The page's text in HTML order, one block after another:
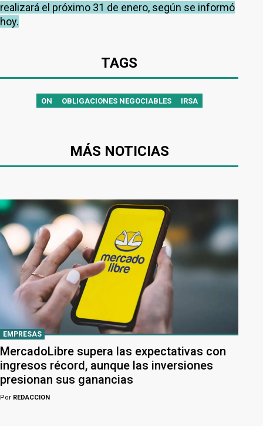
realizará el próximo 31 de enero, según se informó
hoy.
TAGS
ON OBLIGACIONES NEGOCIABLES IRSA
MÁS NOTICIAS
EMPRESAS
MercadoLibre supera las expectativas con
ingresos récord, aunque las inversiones
presionan sus ganancias
Por REDACCION